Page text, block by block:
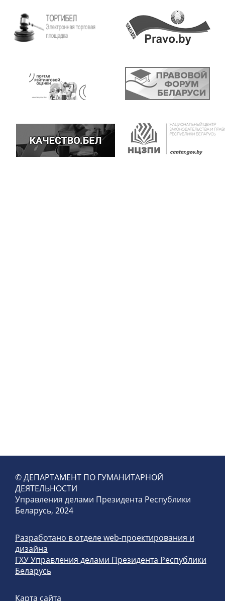
© ДЕПАРТАМЕНТ ПО ГУМАНИТАРНОЙ
ДЕЯТЕЛЬНОСТИ
Управления делами Президента Республики
Беларусь, 2024
Разработано в отделе web-проектирования и
дизайна
ГХУ Управления делами Президента Республики
Беларусь
Карта сайта